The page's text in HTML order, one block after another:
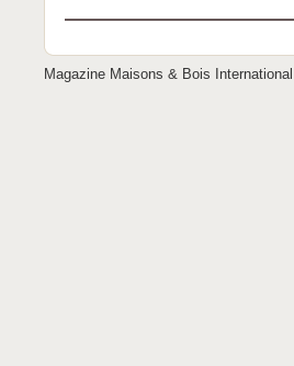
Magazine Maisons & Bois